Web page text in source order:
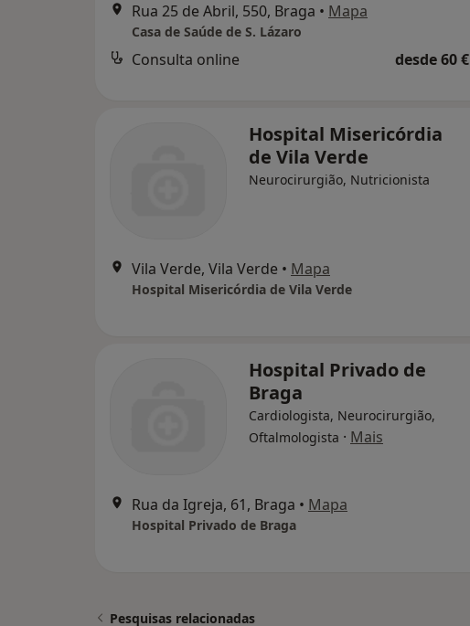
Rua 25 de Abril, 550, Braga • Mapa
Casa de Saúde de S. Lázaro
Consulta online desde 60 €
Hospital Misericórdia
de Vila Verde
Neurocirurgião, Nutricionista
Vila Verde, Vila Verde • Mapa
Hospital Misericórdia de Vila Verde
Hospital Privado de
Braga
Cardiologista, Neurocirurgião,
Oftalmologista · Mais
Rua da Igreja, 61, Braga • Mapa
Hospital Privado de Braga
Pesquisas relacionadas